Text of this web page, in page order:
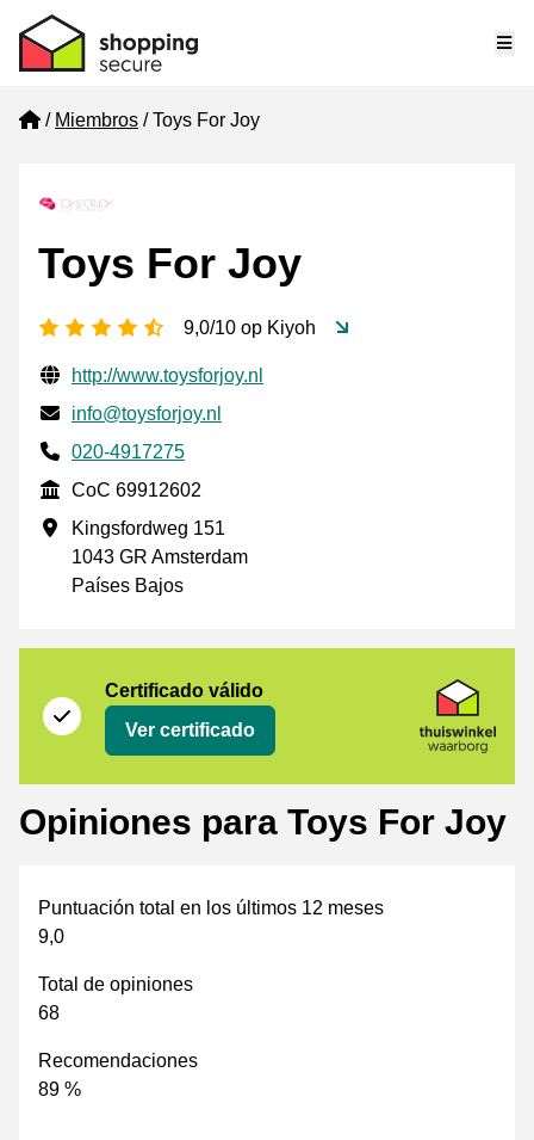
Home
Miembros Toys For Joy
Toys For Joy
[_General:NumberOfStarsPluralFormat]
9,0/10 op Kiyoh
Información de contacto verificada
Website URL
http://www.toysforjoy.nl
Envía un correo electrónico a
info@toysforjoy.nl
Phone number
020-4917275
CoC
CoC 69912602
Dirección de la empresa
Kingsfordweg 151
1043 GR Amsterdam
Países Bajos
Certificado válido
Ver certificado
Opiniones para Toys For Joy
Puntuación total en los últimos 12 meses
9,0
Total de opiniones
68
Recomendaciones
89 %